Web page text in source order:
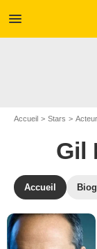
menu
Accueil Stars
Gil
Accueil